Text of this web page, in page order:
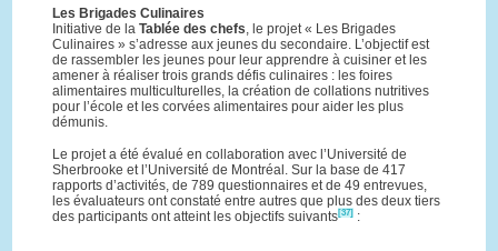
Les Brigades Culinaires
Initiative de la Tablée des chefs, le projet « Les Brigades
Culinaires » s’adresse aux jeunes du secondaire. L’objectif est
de rassembler les jeunes pour leur apprendre à cuisiner et les
amener à réaliser trois grands défis culinaires : les foires
alimentaires multiculturelles, la création de collations nutritives
pour l’école et les corvées alimentaires pour aider les plus
démunis.
Le projet a été évalué en collaboration avec l’Université de
Sherbrooke et l’Université de Montréal. Sur la base de 417
rapports d’activités, de 789 questionnaires et de 49 entrevues,
les évaluateurs ont constaté entre autres que plus des deux tiers
des participants ont atteint les objectifs suivants[37]: